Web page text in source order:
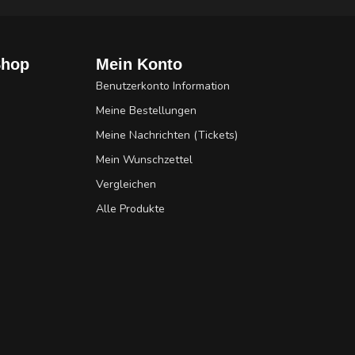
Mein Konto
Benutzerkonto Information
Meine Bestellungen
Meine Nachrichten (Tickets)
Mein Wunschzettel
Vergleichen
Alle Produkte